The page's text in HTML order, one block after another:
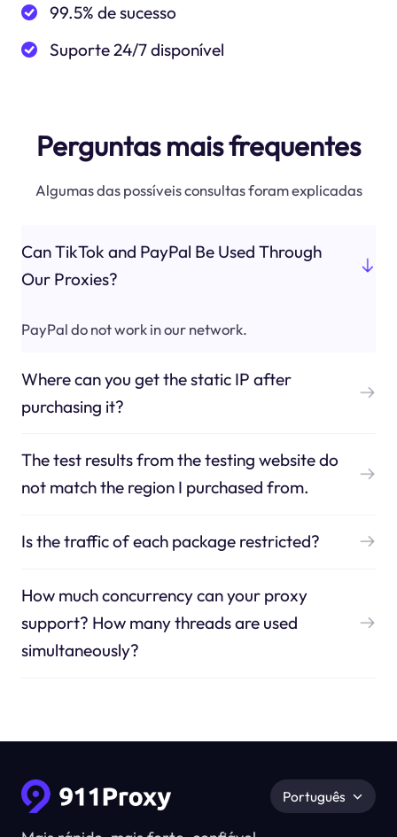
99.5% de sucesso
Suporte 24/7 disponível
Perguntas mais frequentes
Algumas das possíveis consultas foram explicadas
Can TikTok and PayPal Be Used Through
Our Proxies?
PayPal do not work in our network.
Where can you get the static IP after
purchasing it?
The test results from the testing website do
not match the region I purchased from.
Is the traffic of each package restricted?
How much concurrency can your proxy
support? How many threads are used
simultaneously?
Português